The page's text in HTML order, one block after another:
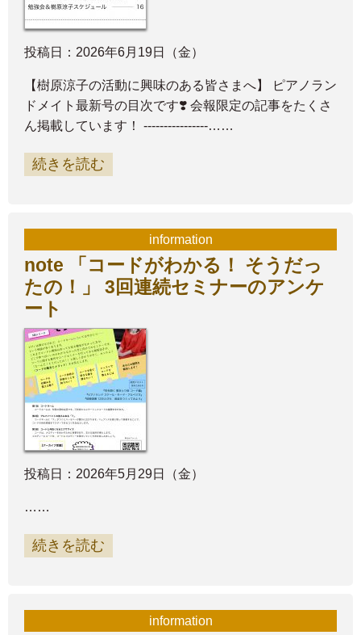
投稿日：2026年6月19日（金）
【樹原涼子の活動に興味のある皆さまへ】 ピアノラン
ドメイト最新号の目次です❣️ 会報限定の記事をたくさ
ん掲載しています！ ----------------……
続きを読む
information
note 「コードがわかる！ そうだっ
たの！」 3回連続セミナーのアンケ
ート
投稿日：2026年5月29日（金）
……
続きを読む
information